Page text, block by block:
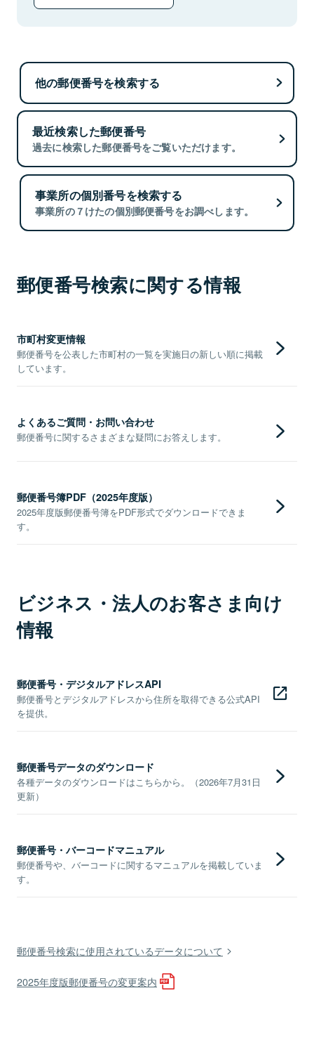
他の郵便番号を検索する
最近検索した郵便番号
過去に検索した郵便番号をご覧いただけます。
事業所の個別番号を検索する
事業所の７けたの個別郵便番号をお調べします。
郵便番号検索に関する情報
市町村変更情報
郵便番号を公表した市町村の一覧を実施日の新しい順に掲載
しています。
よくあるご質問・お問い合わせ
郵便番号に関するさまざまな疑問にお答えします。
郵便番号簿PDF（2025年度版）
2025年度版郵便番号簿をPDF形式でダウンロードできま
す。
ビジネス・法人のお客さま向け
情報
郵便番号・デジタルアドレスAPI
郵便番号とデジタルアドレスから住所を取得できる公式API
を提供。
郵便番号データのダウンロード
各種データのダウンロードはこちらから。（2026年7月31日
更新）
郵便番号・バーコードマニュアル
郵便番号や、バーコードに関するマニュアルを掲載していま
す。
郵便番号検索に使用されているデータについて
2025年度版郵便番号の変更案内